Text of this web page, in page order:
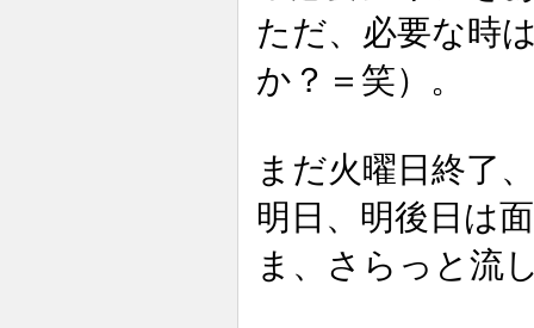
ただ、必要な時
か？＝笑）。
まだ火曜日終了
明日、明後日は
ま、さらっと流